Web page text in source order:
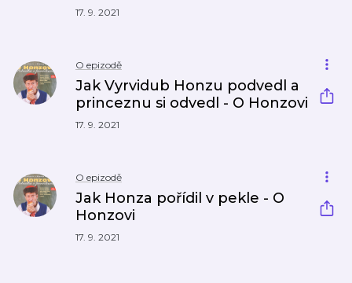
17. 9. 2021
O epizodě
Jak Vyrvidub Honzu podvedl a
princeznu si odvedl - O Honzovi
17. 9. 2021
O epizodě
Jak Honza pořídil v pekle - O
Honzovi
17. 9. 2021